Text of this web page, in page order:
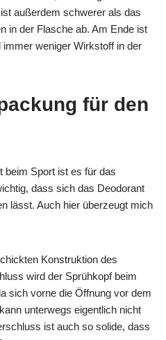
außerdem schwerer als das
in der Flasche ab. Am Ende ist
weniger Wirkstoff in der
für den
beim Sport ist es für das
dass sich das Deodorant
lässt. Auch hier überzeugt mich
Konstruktion des
wird der Sprühkopf beim
sich vorne die Öffnung vor dem
unterwegs eigentlich nicht
ist auch so solide, dass